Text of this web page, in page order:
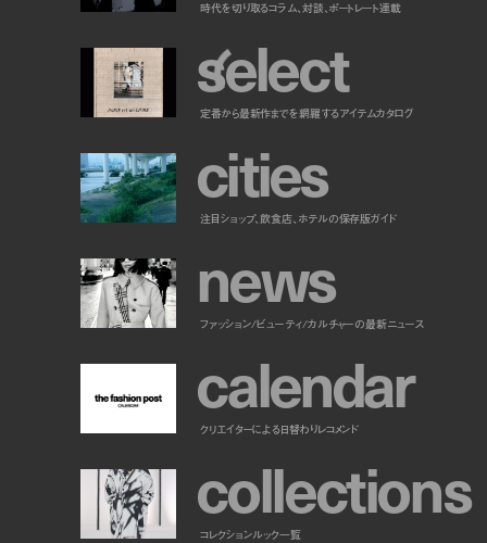
時代を切り取るコラム、対談、ポートレート連載
select
定番から最新作までを網羅するアイテムカタログ
cities
注目ショップ、飲食店、ホテルの保存版ガイド
news
ファッション/ビューティ/カルチャーの最新ニュース
calendar
クリエイターによる日替わりレコメンド
collections
コレクションルック一覧